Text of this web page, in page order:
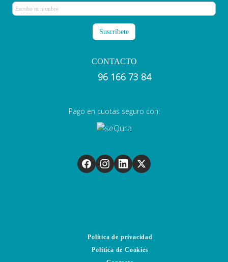
CONTACTO
96 166 73 84
Pago en cuotas seguro con:
Política de privacidad
Política de Cookies